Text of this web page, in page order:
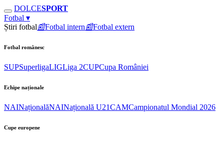
DOLCESPORT
Fotbal ▾
Știri fotbal📰Fotbal intern📰Fotbal extern
Fotbal românesc
SUPSuperligaLIGLiga 2CUPCupa României
Echipe naționale
NAINaționalăNAINațională U21CAMCampionatul Mondial 2026
Cupe europene